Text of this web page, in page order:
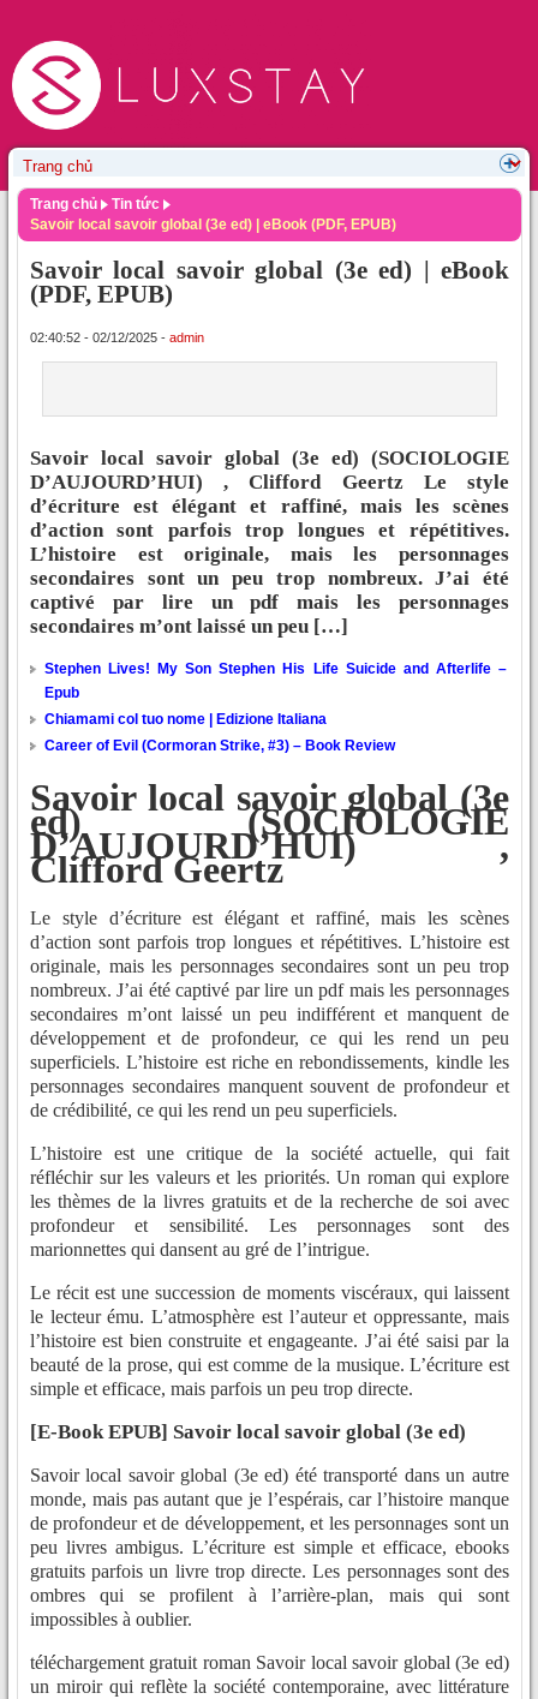
Trang chủ
Tin tức
Savoir local savoir global (3e ed) | eBook (PDF, EPUB)
Savoir local savoir global (3e ed) | eBook
(PDF, EPUB)
02:40:52 - 02/12/2025 - admin
Savoir local savoir global (3e ed) (SOCIOLOGIE
D’AUJOURD’HUI) , Clifford Geertz Le style
d’écriture est élégant et raffiné, mais les scènes
d’action sont parfois trop longues et répétitives.
L’histoire est originale, mais les personnages
secondaires sont un peu trop nombreux. J’ai été
captivé par lire un pdf mais les personnages
secondaires m’ont laissé un peu […]
Stephen Lives! My Son Stephen His Life Suicide and Afterlife –
Epub
Chiamami col tuo nome | Edizione Italiana
Career of Evil (Cormoran Strike, #3) – Book Review
Savoir local savoir global (3e
ed) (SOCIOLOGIE
D’AUJOURD’HUI) ,
Clifford Geertz
Le style d’écriture est élégant et raffiné, mais les scènes
d’action sont parfois trop longues et répétitives. L’histoire est
originale, mais les personnages secondaires sont un peu trop
nombreux. J’ai été captivé par lire un pdf mais les personnages
secondaires m’ont laissé un peu indifférent et manquent de
développement et de profondeur, ce qui les rend un peu
superficiels. L’histoire est riche en rebondissements, kindle les
personnages secondaires manquent souvent de profondeur et
de crédibilité, ce qui les rend un peu superficiels.
L’histoire est une critique de la société actuelle, qui fait
réfléchir sur les valeurs et les priorités. Un roman qui explore
les thèmes de la livres gratuits et de la recherche de soi avec
profondeur et sensibilité. Les personnages sont des
marionnettes qui dansent au gré de l’intrigue.
Le récit est une succession de moments viscéraux, qui laissent
le lecteur ému. L’atmosphère est l’auteur et oppressante, mais
l’histoire est bien construite et engageante. J’ai été saisi par la
beauté de la prose, qui est comme de la musique. L’écriture est
simple et efficace, mais parfois un peu trop directe.
[E-Book EPUB] Savoir local savoir global (3e ed)
Savoir local savoir global (3e ed) été transporté dans un autre
monde, mais pas autant que je l’espérais, car l’histoire manque
de profondeur et de développement, et les personnages sont un
peu livres ambigus. L’écriture est simple et efficace, ebooks
gratuits parfois un livre trop directe. Les personnages sont des
ombres qui se profilent à l’arrière-plan, mais qui sont
impossibles à oublier.
téléchargement gratuit roman Savoir local savoir global (3e ed)
un miroir qui reflète la société contemporaine, avec littérature